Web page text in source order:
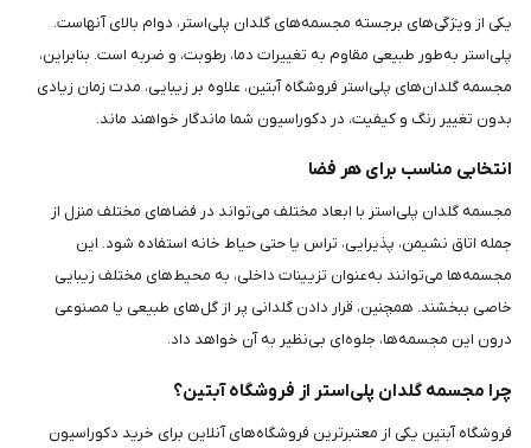
یکی از ویژگی‌های برجسته مجسمه‌های گلدان پلی‌استر، دوام بالای آنهاست.
پلی‌استر به‌طور طبیعی مقاوم به تغییرات دما، رطوبت، و ضربه است. بنابراین،
مجسمه گلدان‌های پلی‌استر فروشگاه آبتین، علاوه بر زیبایی، مدت زمان زیادی
بدون تغییر رنگ و کیفیت، در دکوراسیون شما ماندگار خواهند ماند.
انتخابی مناسب برای هر فضا
مجسمه گلدان پلی‌استر با ابعاد مختلف می‌تواند در فضاهای مختلف منزل از
جمله اتاق نشیمن، پذیرایی، تراس یا حتی حیاط خانه استفاده شود. این
مجسمه‌ها می‌توانند به‌عنوان تزیینات داخلی، به محیط‌های مختلف زیبایی
خاصی ببخشند. همچنین، قرار دادن گلدانی پر از گل‌های طبیعی یا مصنوعی
درون این مجسمه‌ها، جلوه‌ای بی‌نظیر به آن خواهد داد.
چرا مجسمه گلدان پلی‌استر از فروشگاه آبتین؟
فروشگاه آبتین یکی از معتبرترین فروشگاه‌های آنلاین برای خرید دکوراسیون